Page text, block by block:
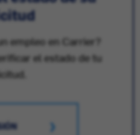
empleo en Carrier?
el estado de tu